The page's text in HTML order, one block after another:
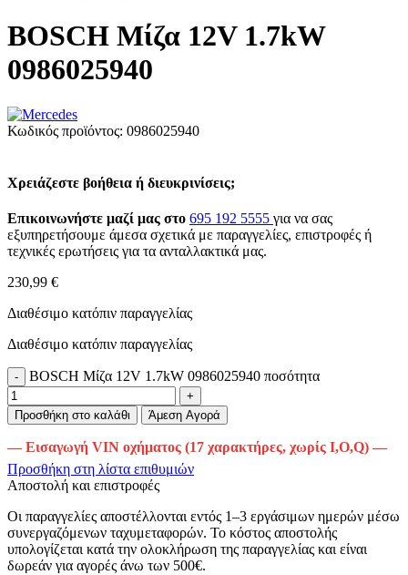
BOSCH Μίζα 12V 1.7kW
0986025940
Κωδικός προϊόντος: 0986025940
Χρειάζεστε βοήθεια ή διευκρινίσεις;
Επικοινωνήστε μαζί μας στο 695 192 5555 για να σας
εξυπηρετήσουμε άμεσα σχετικά με παραγγελίες, επιστροφές ή
τεχνικές ερωτήσεις για τα ανταλλακτικά μας.
230,99 €
Διαθέσιμο κατόπιν παραγγελίας
Διαθέσιμο κατόπιν παραγγελίας
BOSCH Μίζα 12V 1.7kW 0986025940 ποσότητα
Προσθήκη στο καλάθι Άμεση Αγορά
— Εισαγωγή VIN οχήματος (17 χαρακτήρες, χωρίς I,O,Q) —
Προσθήκη στη λίστα επιθυμιών
Αποστολή και επιστροφές
Οι παραγγελίες αποστέλλονται εντός 1–3 εργάσιμων ημερών μέσω
συνεργαζόμενων ταχυμεταφορών. Το κόστος αποστολής
υπολογίζεται κατά την ολοκλήρωση της παραγγελίας και είναι
δωρεάν για αγορές άνω των 500€.